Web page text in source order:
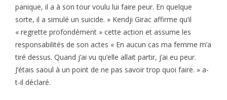
panique, il a à son tour voulu lui faire peur. En quelque
sorte, il a simulé un suicide. » Kendji Girac affirme qu’il
« regrette profondément » cette action et assume les
responsabilités de son actes « En aucun cas ma femme m’a
tiré dessus. Quand j’ai vu qu’elle allait partir, j’ai eu peur.
J’étais saoul à un point de ne pas savoir trop quoi faire. » a-
t-il déclaré.